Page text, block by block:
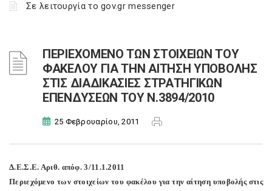
Σε λειτουργία το gov.gr messenger
ΠΕΡΙΕΧΟΜΕΝΟ ΤΩΝ ΣΤΟΙΧΕΙΩΝ ΤΟΥ
ΦΑΚΕΛΟΥ ΓΙΑ ΤΗΝ ΑΙΤΗΣΗ ΥΠΟΒΟΛΗΣ
ΣΤΙΣ ΔΙΑΔΙΚΑΣΙΕΣ ΣΤΡΑΤΗΓΙΚΩΝ
ΕΠΕΝΔΥΣΕΩΝ ΤΟΥ Ν.3894/2010
25 Φεβρουαρίου, 2011
Δ.Ε.Σ.Ε. Αριθ. απόφ. 3/11.1.2011
Περιεχόμενο των στοιχείων του φακέλου για την αίτηση υποβολής στις